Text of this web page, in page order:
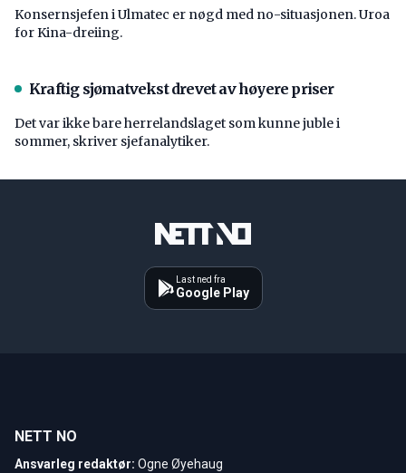
Konsernsjefen i Ulmatec er nøgd med no-situasjonen. Uroa
for Kina-dreiing.
Kraftig sjømatvekst drevet av høyere priser
Det var ikke bare herrelandslaget som kunne juble i
sommer, skriver sjefanalytiker.
Last ned fra
Google Play
NETT NO
Ansvarleg redaktør: Ogne Øyehaug